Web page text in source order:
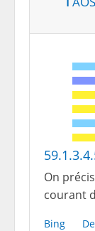
On
courant
Bing